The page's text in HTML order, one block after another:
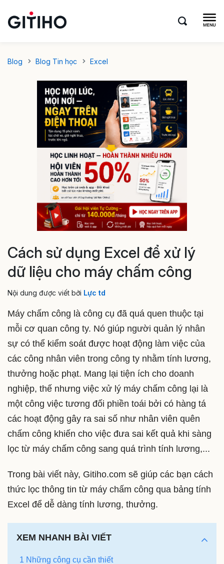
Blog Blog Tin học Excel
Cách sử dụng Excel để xử lý
dữ liệu cho máy chấm công
Nội dung được viết bởi Lực td
Máy chấm công là công cụ đã quá quen thuộc tại
mỗi cơ quan công ty. Nó giúp người quản lý nhân
sự có thể kiểm soát được hoạt động làm việc của
các công nhân viên trong công ty nhằm tính lương,
thưởng hoặc phạt. Mang lại tiện ích cho doanh
nghiệp, thế nhưng việc xử lý máy chấm công lại là
một công việc tương đối phiền toái bởi có hàng tá
các hoạt động gây ra sai số như nhân viên quên
chấm công khiến cho việc đưa sai kết quả khi sàng
lọc từ máy chấm công sang quá trình tính lương,...
Trong bài viết này, Gitiho.com sẽ giúp các bạn cách
thức lọc thông tin từ máy chấm công qua bảng tính
Excel để dễ dàng tính lương, thưởng.
XEM NHANH BÀI VIẾT
1 Những công cụ cần thiết